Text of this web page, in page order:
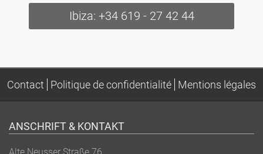
Ibiza: +34 619 - 27 42 44
Contact Politique de confidentialité Mentions légales
ANSCHRIFT & KONTAKT